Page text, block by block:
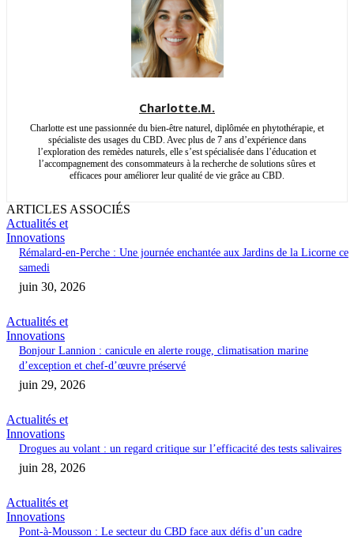
Charlotte.M.
Charlotte est une passionnée du bien-être naturel, diplômée en phytothérapie, et
spécialiste des usages du CBD. Avec plus de 7 ans d’expérience dans
l’exploration des remèdes naturels, elle s’est spécialisée dans l’éducation et
l’accompagnement des consommateurs à la recherche de solutions sûres et
efficaces pour améliorer leur qualité de vie grâce au CBD.
ARTICLES ASSOCIÉS
Actualités et
Innovations
Rémalard-en-Perche : Une journée enchantée aux Jardins de la Licorne ce
samedi
juin 30, 2026
Actualités et
Innovations
Bonjour Lannion : canicule en alerte rouge, climatisation marine
d’exception et chef-d’œuvre préservé
juin 29, 2026
Actualités et
Innovations
Drogues au volant : un regard critique sur l’efficacité des tests salivaires
juin 28, 2026
Actualités et
Innovations
Pont-à-Mousson : Le secteur du CBD face aux défis d’un cadre